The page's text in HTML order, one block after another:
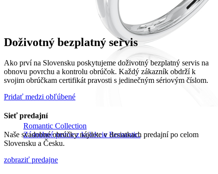
Romantic Collection
Zásnubné prstne z kolekcie Romantic.
Doživotný bezplatný servis
Ako prví na Slovensku poskytujeme doživotný bezplatný servis na
obnovu povrchu a kontrolu obrúčok. Každý zákazník obdrží k
svojim obrúčkam certifikát pravosti s jedinečným sériovým číslom.
Pridať medzi obľúbené
Sieť predajní
Naše svadobné obrúčky nájdete v desiatkach predajní po celom
Slovensku a Česku.
zobraziť predajne